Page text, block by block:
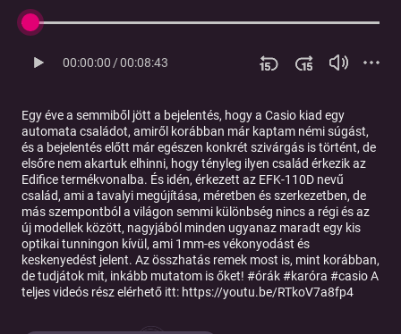
00:00:00/00:08:43
Egy éve a semmiből jött a bejelentés, hogy a Casio kiad egy
automata családot, amiről korábban már kaptam némi súgást,
és a bejelentés előtt már egészen konkrét szivárgás is történt, de
elsőre nem akartuk elhinni, hogy tényleg ilyen család érkezik az
Edifice termékvonalba. És idén, érkezett az EFK-110D nevű
család, ami a tavalyi megújítása, méretben és szerkezetben, de
más szempontból a világon semmi különbség nincs a régi és az
új modellek között, nagyjából minden ugyanaz maradt egy kis
optikai tunningon kívül, ami 1mm-es vékonyodást és
keskenyedést jelent. Az összhatás remek most is, mint korábban,
de tudjátok mit, inkább mutatom is őket! #órák #karóra #casio A
teljes videós rész elérhető itt: https://youtu.be/RTkoV7a8fp4